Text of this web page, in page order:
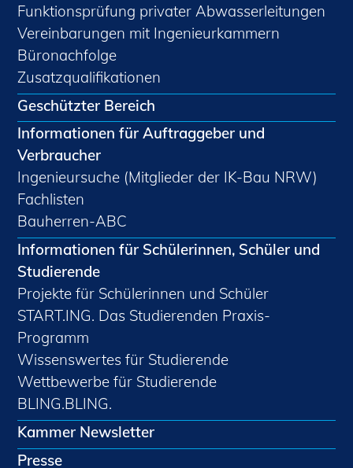
Funktionsprüfung privater Abwasserleitungen
Vereinbarungen mit Ingenieurkammern
Büronachfolge
Zusatzqualifikationen
Geschützter Bereich
Informationen für Auftraggeber und
Verbraucher
Ingenieursuche (Mitglieder der IK-Bau NRW)
Fachlisten
Bauherren-ABC
Informationen für Schülerinnen, Schüler und
Studierende
Projekte für Schülerinnen und Schüler
START.ING. Das Studierenden Praxis-
Programm
Wissenswertes für Studierende
Wettbewerbe für Studierende
BLING.BLING.
Kammer Newsletter
Presse